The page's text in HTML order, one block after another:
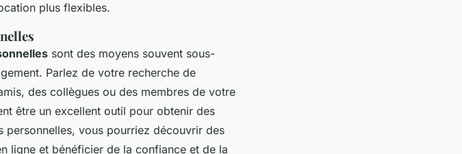
plus flexibles.
sont des moyens souvent sous-
Parlez de votre recherche de
des collègues ou des membres de votre
être un excellent outil pour obtenir des
personnelles, vous pourriez découvrir des
ligne et bénéficier de la confiance et de la